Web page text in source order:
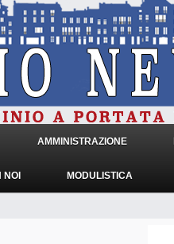
AMMINISTRAZIONE
NOI MODULISTICA